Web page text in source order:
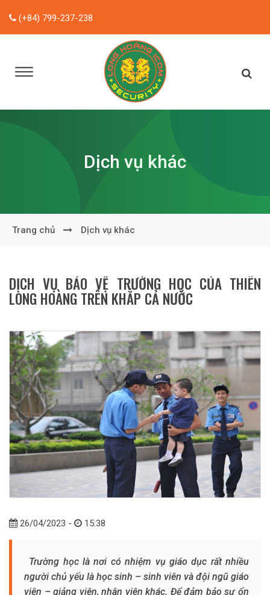
(+84) 799-237-238
Dịch vụ khác
Trang chủ Dịch vụ khác
DỊCH VỤ BẢO VỆ TRƯỜNG HỌC CỦA THIÊN
LONG HOÀNG TRÊN KHẮP CẢ NƯỚC
26/04/2023 - 15:38
Trường học là nơi có nhiệm vụ giáo dục rất nhiều
người chủ yếu là học sinh – sinh viên và đội ngũ giáo
viên – giảng viên, nhân viên khác. Để đảm bảo sự ổn